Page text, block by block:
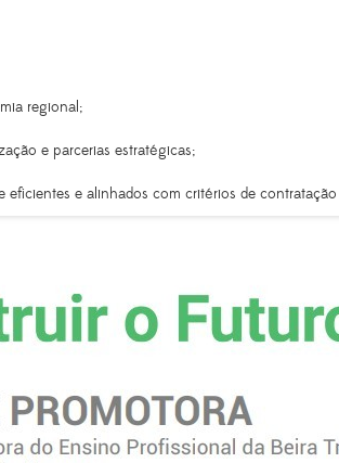
regional;
e parcerias estratégicas;
e alinhados com critérios de